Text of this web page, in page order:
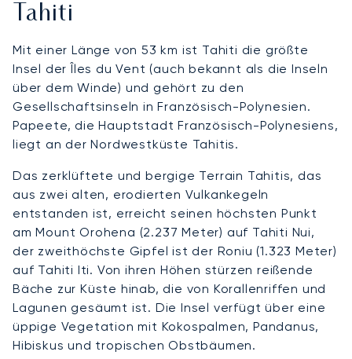
Tahiti
Mit einer Länge von 53 km ist Tahiti die größte
Insel der Îles du Vent (auch bekannt als die Inseln
über dem Winde) und gehört zu den
Gesellschaftsinseln in Französisch-Polynesien.
Papeete, die Hauptstadt Französisch-Polynesiens,
liegt an der Nordwestküste Tahitis.
Das zerklüftete und bergige Terrain Tahitis, das
aus zwei alten, erodierten Vulkankegeln
entstanden ist, erreicht seinen höchsten Punkt
am Mount Orohena (2.237 Meter) auf Tahiti Nui,
der zweithöchste Gipfel ist der Roniu (1.323 Meter)
auf Tahiti Iti. Von ihren Höhen stürzen reißende
Bäche zur Küste hinab, die von Korallenriffen und
Lagunen gesäumt ist. Die Insel verfügt über eine
üppige Vegetation mit Kokospalmen, Pandanus,
Hibiskus und tropischen Obstbäumen.